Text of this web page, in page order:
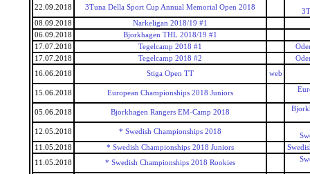
22.09.2018
3Tuna Della Sport Cup Annual Memorial Open 2018
08.09.2018
Narkeligan 2018/19 #1
06.09.2018
Bjorkhagen THL 2018/19 #1
17.07.2018
Tegelcamp 2018 #1
17.07.2018
Tegelcamp 2018 #2
16.06.2018
Stiga Open TT web
15.06.2018 European Championships 2018 Juniors
05.06.2018 Bjorkhagen Rangers EM-Camp 2018
12.05.2018 * Swedish Championships 2018
11.05.2018
* Swedish Championships 2018 Juniors
11.05.2018
* Swedish Championships 2018 Rookies